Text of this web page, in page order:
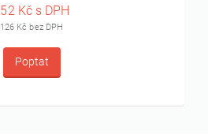
Kč s DPH
126 Kč bez DPH
Poptat